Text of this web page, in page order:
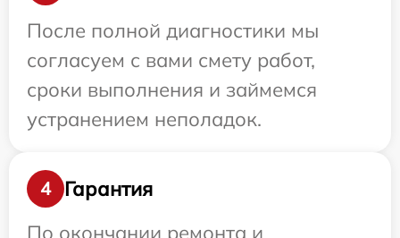
После полной диагностики мы
согласуем с вами смету работ,
сроки выполнения и займемся
устранением неполадок.
4
Гарантия
По окончании ремонта и